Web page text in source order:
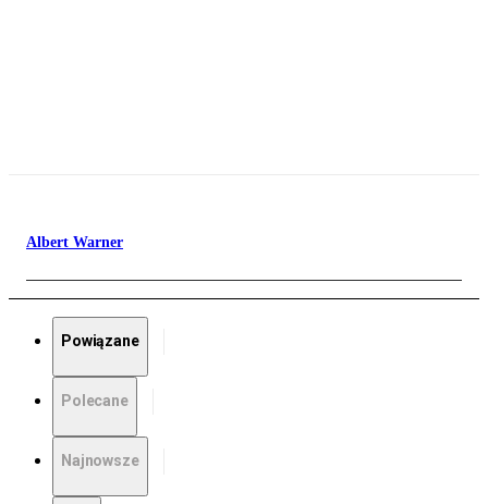
Albert Warner
Powiązane
Polecane
Najnowsze